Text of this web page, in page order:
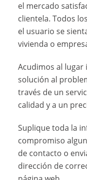
el mercado
clientela. Todos
el usuario se
vivienda o
Acudimos al
solución al
través de un
calidad y a un
Suplique toda la
compromiso
de contacto o
dirección de